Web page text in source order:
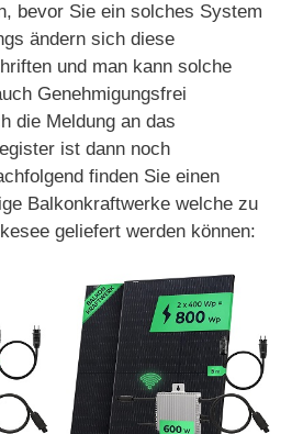
bevor Sie ein solches System
ändern sich diese
und man kann solche
Genehmigungsfrei
die Meldung an das
ist dann noch
finden Sie einen
Balkonkraftwerke welche zu
geliefert werden können: